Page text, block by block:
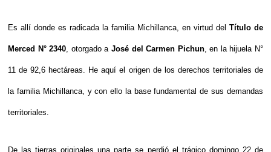
Es allí donde es radicada la familia Michillanca, en virtud del Título de
Merced N° 2340, otorgado a José del Carmen Pichun, en la hijuela N°
11 de 92,6 hectáreas. He aquí el origen de los derechos territoriales de
la familia Michillanca, y con ello la base fundamental de sus demandas
territoriales.
De las tierras originales una parte se perdió el trágico domingo 22 de